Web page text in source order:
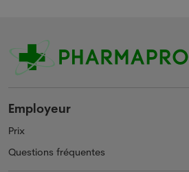
Employeur
Prix
Questions fréquentes